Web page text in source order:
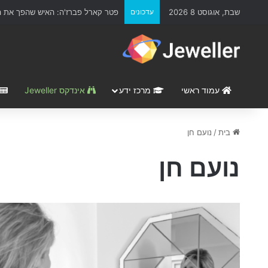
שבת, אוגוסט 8 2026 עדכונים פטר קארל פברז'ה: האיש שהפך את
עמוד ראשי מרכז ידע אינדקס Jeweller
בית/ נועם חן
נועם חן